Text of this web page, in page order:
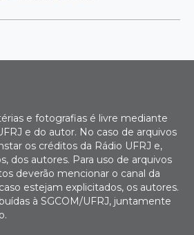
e fotografias é livre mediante
e do autor. No caso de arquivos
os créditos da Rádio UFRJ e,
dos autores. Para uso de arquivos
deverão mencionar o canal da
estejam explicitados, os autores.
à SGCOM/UFRJ, juntamente